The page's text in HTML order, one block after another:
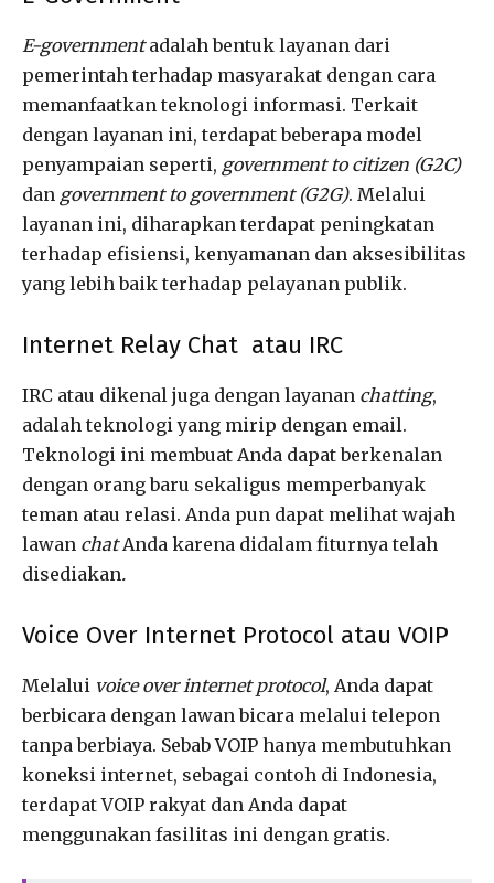
E-governmentadalah bentuk layanan dari
pemerintah terhadap masyarakat dengan cara
memanfaatkan teknologi informasi. Terkait
dengan layanan ini, terdapat beberapa model
penyampaian seperti, government to citizen (G2C)
dan government to government (G2G). Melalui
layanan ini, diharapkan terdapat peningkatan
terhadap efisiensi, kenyamanan dan aksesibilitas
yang lebih baik terhadap pelayanan publik.
Internet Relay Chat atau IRC
IRC atau dikenal juga dengan layanan chatting,
adalah teknologi yang mirip dengan email.
Teknologi ini membuat Anda dapat berkenalan
dengan orang baru sekaligus memperbanyak
teman atau relasi. Anda pun dapat melihat wajah
lawan chatAnda karena didalam fiturnya telah
disediakan.
Voice Over Internet Protocol atau VOIP
Melalui voice over internet protocol, Anda dapat
berbicara dengan lawan bicara melalui telepon
tanpa berbiaya. Sebab VOIP hanya membutuhkan
koneksi internet, sebagai contoh di Indonesia,
terdapat VOIP rakyat dan Anda dapat
menggunakan fasilitas ini dengan gratis.